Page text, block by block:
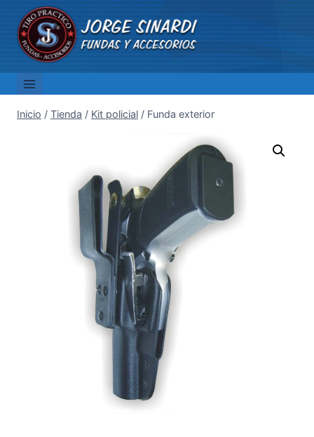
Saltar
contenido
Inicio / Tienda / Kit policial / Funda exterior